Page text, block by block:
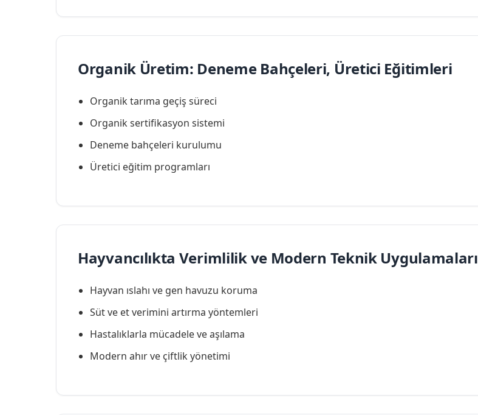
Organik Üretim: Deneme Bahçeleri, Üretici Eğitimleri
Organik tarıma geçiş süreci
Organik sertifikasyon sistemi
Deneme bahçeleri kurulumu
Üretici eğitim programları
Hayvancılıkta Verimlilik ve Modern Teknik Uygulamaları
Hayvan ıslahı ve gen havuzu koruma
Süt ve et verimini artırma yöntemleri
Hastalıklarla mücadele ve aşılama
Modern ahır ve çiftlik yönetimi